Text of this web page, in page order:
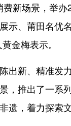
新场景，举
示、莆田名优
金梅表示。
新、精准发
，推出了一系
遗，着力探索